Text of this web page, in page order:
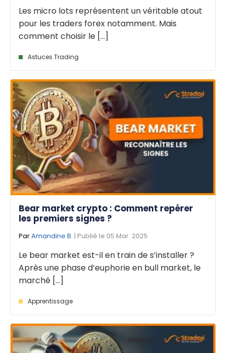
Les micro lots représentent un véritable atout
pour les traders forex notamment. Mais
comment choisir le [...]
Astuces Trading
Bear market crypto : Comment repérer
les premiers signes ?
ParAmandine B. | Publié le 05 Mar. 2025
Le bear market est-il en train de s’installer ?
Après une phase d’euphorie en bull market, le
marché [...]
Apprentissage